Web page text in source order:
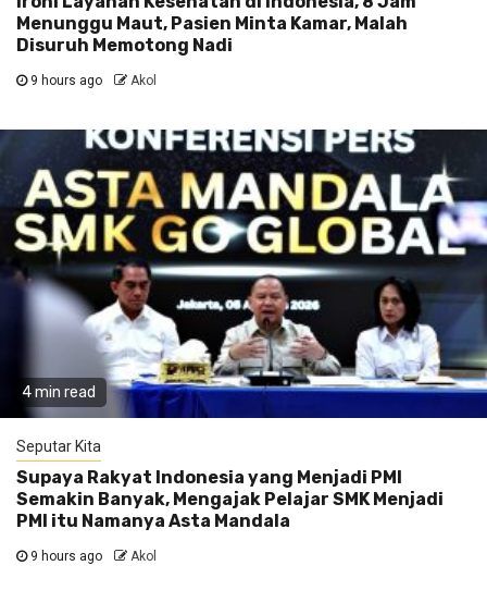
Menunggu Maut, Pasien Minta Kamar, Malah
Disuruh Memotong Nadi
9 hours ago Akol
4 min read
Seputar Kita
Supaya Rakyat Indonesia yang Menjadi PMI
Semakin Banyak, Mengajak Pelajar SMK Menjadi
PMI itu Namanya Asta Mandala
9 hours ago Akol